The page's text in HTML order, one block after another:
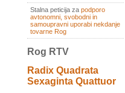
Stalna peticija za podporo
avtonomni, svobodni in
samoupravni uporabi nekdanje
tovarne Rog
Rog RTV
Radix Quadrata
Sexaginta Quattuor